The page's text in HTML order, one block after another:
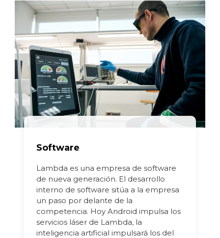
Software
Lambda es una empresa de software
de nueva generación. El desarrollo
interno de software sitúa a la empresa
un paso por delante de la
competencia. Hoy Android impulsa los
servicios láser de Lambda, la
inteligencia artificial impulsará los del